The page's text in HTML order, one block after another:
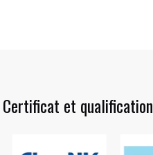
Certificat et qualification